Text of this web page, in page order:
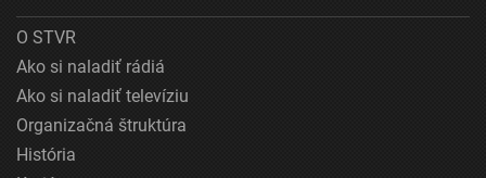
O STVR
Ako si naladiť rádiá
Ako si naladiť televíziu
Organizačná štruktúra
História